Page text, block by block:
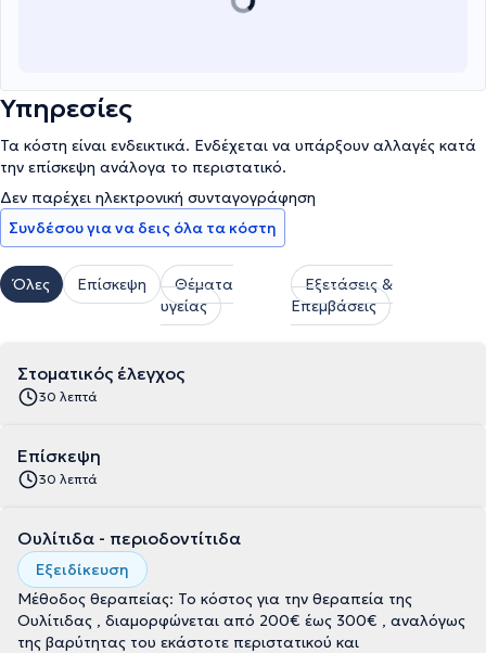
Υπηρεσίες
Τα κόστη είναι ενδεικτικά. Ενδέχεται να υπάρξουν αλλαγές κατά
την επίσκεψη ανάλογα το περιστατικό.
Δεν παρέχει ηλεκτρονική συνταγογράφηση
Συνδέσου για να δεις όλα τα κόστη
Όλες Επίσκεψη
Θέματα
υγείας
Εξετάσεις &
Επεμβάσεις
Στοματικός έλεγχος
30 λεπτά
Επίσκεψη
30 λεπτά
Ουλίτιδα - περιοδοντίτιδα
Εξειδίκευση
Μέθοδος θεραπείας: Το κόστος για την θεραπεία της
Ουλίτιδας , διαμορφώνεται από 200€ έως 300€ , αναλόγως
της βαρύτητας του εκάστοτε περιστατικού και